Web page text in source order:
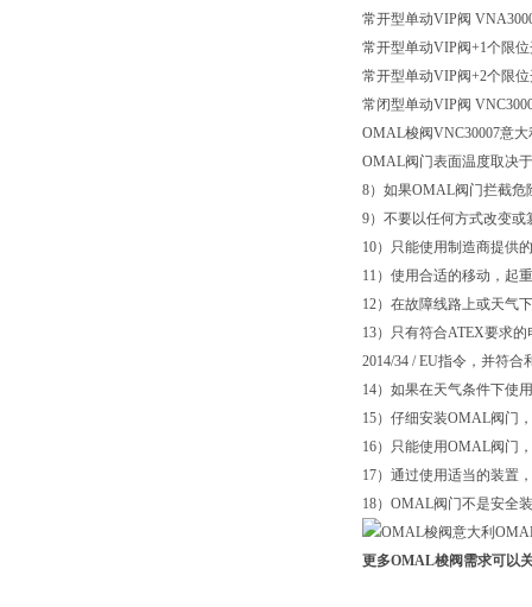
常开型单动VIP阀
常开型单动VIP阀+1个限
常开型单动VIP阀+2个限
常闭型单动VIP阀
OMAL梭阀VNC30007意
OMAL阀门表面温度取决
8）如果OMAL阀门拦截危
9）不要以任何方式改变
10）只能使用制造商提供
11）使用合适的移动，起
12）在故障线路上或天气
13）只有符合ATEX要求
2014/34 / EU指令，并符
14）如果在天气条件下使
15）仔细安装OMAL阀门
16）只能使用OMAL阀门
17）通过使用适当的装置
18）OMAL阀门不是安全
更多OMAL梭阀需求可以